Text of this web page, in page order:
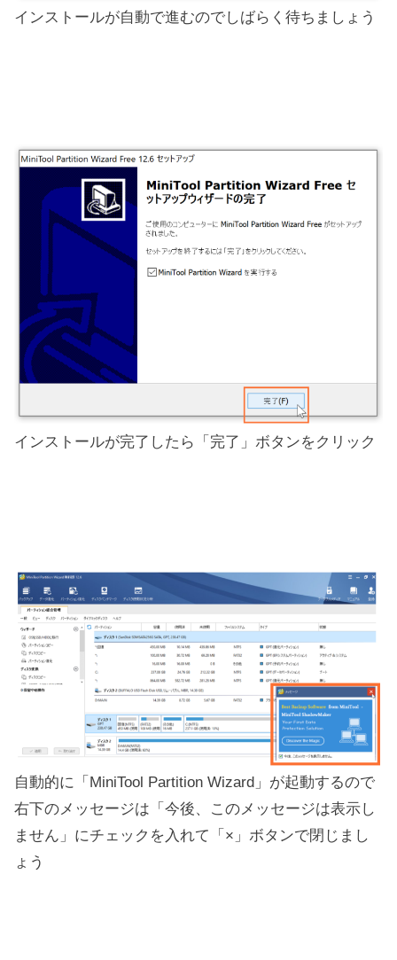
インストールが自動で進むのでしばらく待ちましょう
インストールが完了したら「完了」ボタンをクリック
自動的に「MiniTool Partition Wizard」が起動するので
右下のメッセージは「今後、このメッセージは表示し
ません」にチェックを入れて「×」ボタンで閉じまし
ょう